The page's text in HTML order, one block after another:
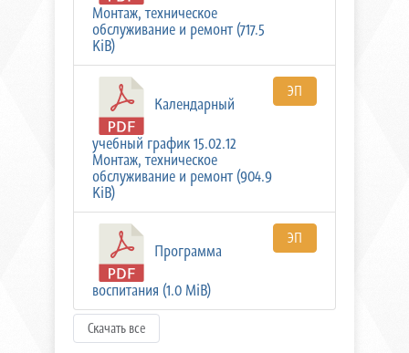
Монтаж, техническое
обслуживание и ремонт (717.5
KiB)
Календарный
учебный график 15.02.12
Монтаж, техническое
обслуживание и ремонт (904.9
KiB)
ЭП
Программа
воспитания (1.0 MiB)
ЭП
Скачать все